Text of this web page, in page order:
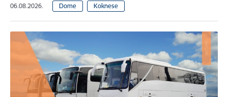
06.08.2026. Dome Koknese